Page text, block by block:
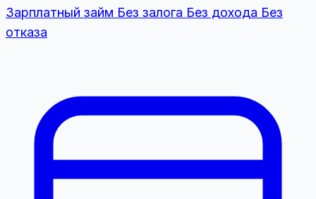
Зарплатный займ Без залога Без дохода Без
отказа